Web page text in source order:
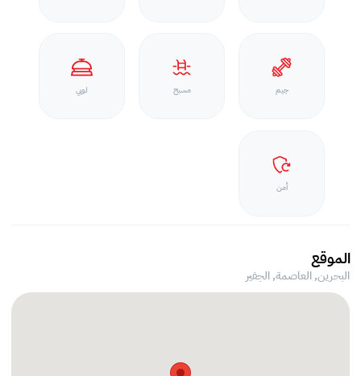
جيم مسبح لوبي
أمن
الموقع
البحرين, العاصمة,الجفير